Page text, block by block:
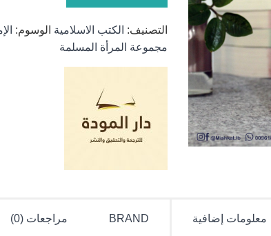
التصنيف: الكتب الاسلامية الوسوم:
مجموعة المرأة المسلمة
معلومات إضافية BRAND مراجعات (0)